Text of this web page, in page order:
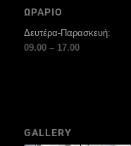
ΩΡΑΡΙΟ
Δευτέρα-Παρασκευή:
09.00 – 17.00
GALLERY